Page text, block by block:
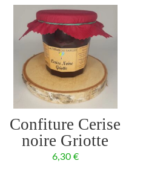
Confiture Cerise
noire Griotte
6,30 €